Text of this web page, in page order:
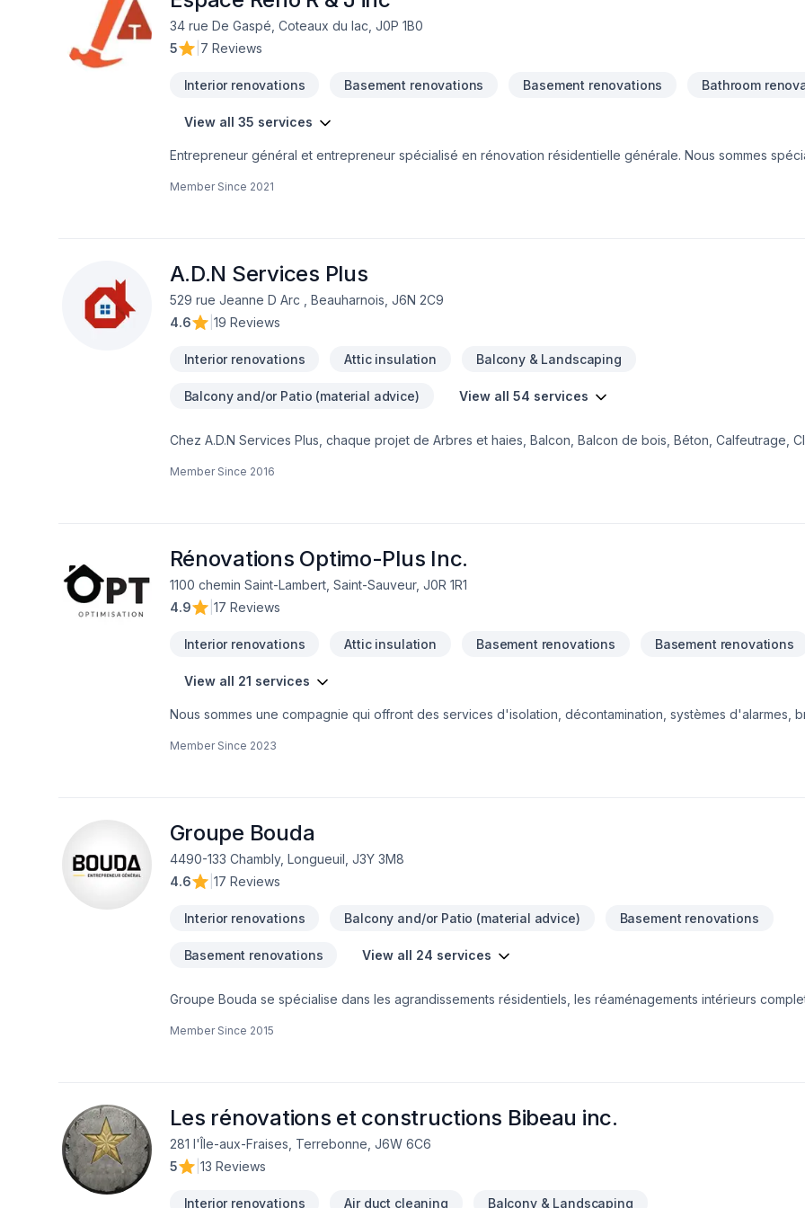
34 rue De Gaspé, Coteaux du lac, J0P 1B0
5
7 Reviews
Interior renovations Basement renovations Basement renovations Bathroom
View all 35 services
Entrepreneur général et entrepreneur spécialisé en rénovation résidentielle générale. Nous sommes
Member Since 2021
A.D.N Services Plus
529 rue Jeanne D Arc , Beauharnois, J6N 2C9
4.6
19 Reviews
Interior renovations Attic insulation Balcony & Landscaping
Balcony and/or Patio (material advice) View all 54 services
Chez A.D.N Services Plus, chaque projet de Arbres et haies, Balcon, Balcon de bois, Béton, Calfeutrage,
mur, Isolation sous-sol, Maçonnerie, Margelle, Patio, Peinture, Peinture extérieur, Plancher, Plomberie,
Confiez votre projet à une équipe qui a à cœur votre sat
Member Since 2016
Rénovations Optimo-Plus Inc.
1100 chemin Saint-Lambert, Saint-Sauveur, J0R 1R1
4.9
17 Reviews
Interior renovations Attic insulation Basement renovations Basement renovations
View all 21 services
Nous sommes une compagnie qui offront des services d'isolation, décontamination, systèmes d'alarmes,
Member Since 2023
Groupe Bouda
4490-133 Chambly, Longueuil, J3Y 3M8
4.6
17 Reviews
Interior renovations Balcony and/or Patio (material advice) Basement renovations
Basement renovations View all 24 services
Groupe Bouda se spécialise dans les agrandissements résidentiels, les réaménagements intérieurs
offrons un service structuré, professionnel et durable, avec une approche axée sur la qualité, la précision
Member Since 2015
Les rénovations et constructions Bibeau inc.
281 l'Île-aux-Fraises, Terrebonne, J6W 6C6
5
13 Reviews
Interior renovations Air duct cleaning Balcony & Landscaping